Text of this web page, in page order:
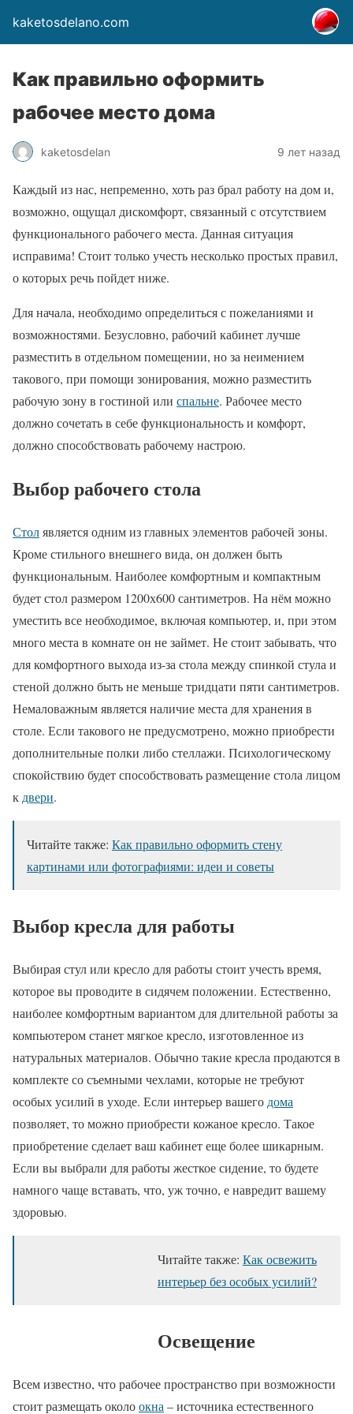
kaketosdelano.com
Как правильно оформить
рабочее место дома
kaketosdelan 9 лет назад
Каждый из нас, непременно, хоть раз брал работу на дом и,
возможно, ощущал дискомфорт, связанный с отсутствием
функционального рабочего места. Данная ситуация
исправима! Стоит только учесть несколько простых правил,
о которых речь пойдет ниже.
Для начала, необходимо определиться с пожеланиями и
возможностями. Безусловно, рабочий кабинет лучше
разместить в отдельном помещении, но за неимением
такового, при помощи зонирования, можно разместить
рабочую зону в гостиной или спальне. Рабочее место
должно сочетать в себе функциональность и комфорт,
должно способствовать рабочему настрою.
Выбор рабочего стола
Столявляется одним из главных элементов рабочей зоны.
Кроме стильного внешнего вида, он должен быть
функциональным. Наиболее комфортным и компактным
будет стол размером 1200х600 сантиметров. На нём можно
уместить все необходимое, включая компьютер, и, при этом
много места в комнате он не займет. Не стоит забывать, что
для комфортного выхода из-за стола между спинкой стула и
стеной должно быть не меньше тридцати пяти сантиметров.
Немаловажным является наличие места для хранения в
столе. Если такового не предусмотрено, можно приобрести
дополнительные полки либо стеллажи. Психологическому
спокойствию будет способствовать размещение стола лицом
к двери.
Читайте также: Как правильно оформить стену
картинами или фотографиями: идеи и советы
Выбор кресла для работы
Выбирая стул или кресло для работы стоит учесть время,
которое вы проводите в сидячем положении. Естественно,
наиболее комфортным вариантом для длительной работы за
компьютером станет мягкое кресло, изготовленное из
натуральных материалов. Обычно такие кресла продаются в
комплекте со съемными чехлами, которые не требуют
особых усилий в уходе. Если интерьер вашего дома
позволяет, то можно приобрести кожаное кресло. Такое
приобретение сделает ваш кабинет еще более шикарным.
Если вы выбрали для работы жесткое сидение, то будете
намного чаще вставать, что, уж точно, е навредит вашему
здоровью.
Читайте также: Как освежить
интерьер без особых усилий?
Освещение
Всем известно, что рабочее пространство при возможности
стоит размещать околоокна – источника естественного